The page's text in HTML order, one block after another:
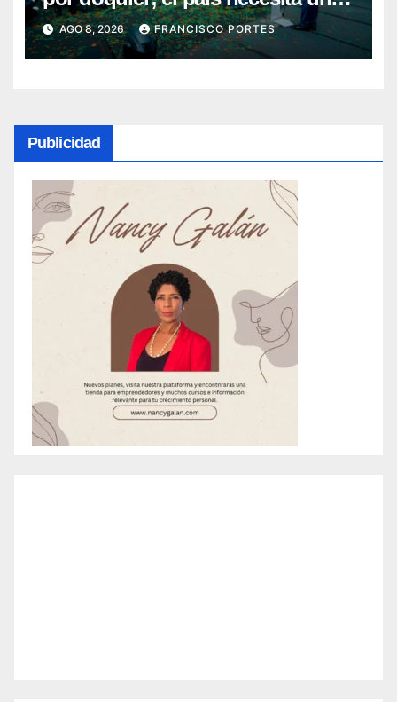
nuevo rumbo”
AGO 8, 2026 FRANCISCO PORTES
Publicidad